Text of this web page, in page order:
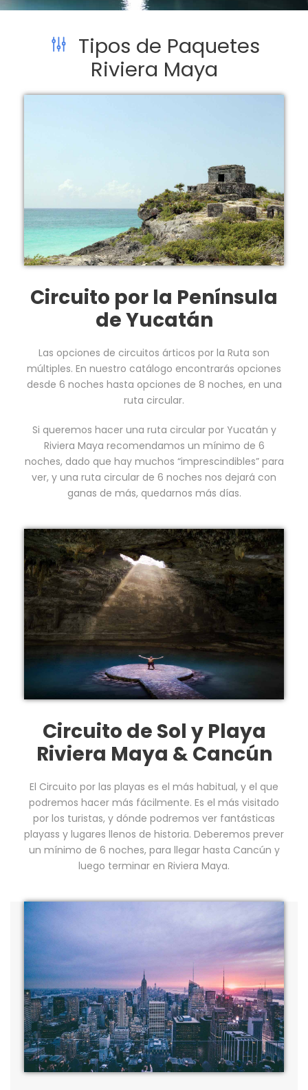
Tipos de Paquetes
Riviera Maya
Circuito por la Península
de Yucatán
Las opciones de circuitos árticos por la Ruta son
múltiples. En nuestro catálogo encontrarás opciones
desde 6 noches hasta opciones de 8 noches, en una
ruta circular.
Si queremos hacer una ruta circular por Yucatán y
Riviera Maya recomendamos un mínimo de 6
noches, dado que hay muchos “imprescindibles” para
ver, y una ruta circular de 6 noches nos dejará con
ganas de más, quedarnos más días.
Circuito de Sol y Playa
Riviera Maya & Cancún
El Circuito por las playas es el más habitual, y el que
podremos hacer más fácilmente. Es el más visitado
por los turistas, y dónde podremos ver fantásticas
playass y lugares llenos de historia. Deberemos prever
un mínimo de 6 noches, para llegar hasta Cancún y
luego terminar en Riviera Maya.